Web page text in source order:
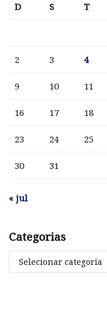
D
S T
2 3 4
9 10 11
16 17 18
23 24 25
30 31
« jul
Categorias